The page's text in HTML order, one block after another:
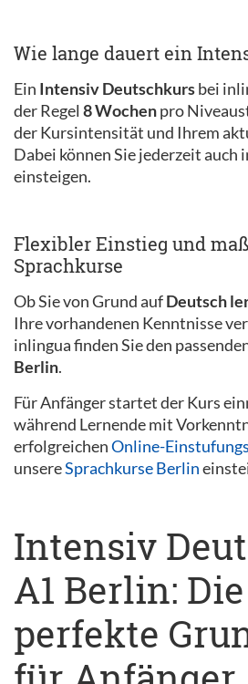
Wie lange dauert ein
Ein Intensiv Deutschkursbei
der Regel 8 Wochenpro
der Kursintensität und Ihrem
Dabei können Sie jederzeit auch
einsteigen.
Flexibler Einstieg und
Sprachkurse
Ob Sie von Grund aufDeutsch
Ihre vorhandenen Kenntnisse
inlingua finden Sie den
Berlin.
Für Anfänger startet der Kurs
während Lernende mit
erfolgreichenOnline-
unsereSprachkurse Berlin
Intensiv
A1 Berlin: Die
perfekte